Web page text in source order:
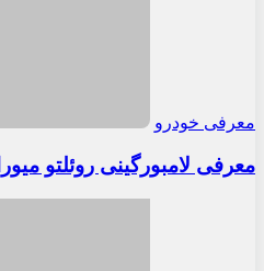
معرفی خودرو
معرفی لامبورگینی روئلتو میورا ۶۰ هومج ۲۰۲۶: پرچم‌دار هیبریدی